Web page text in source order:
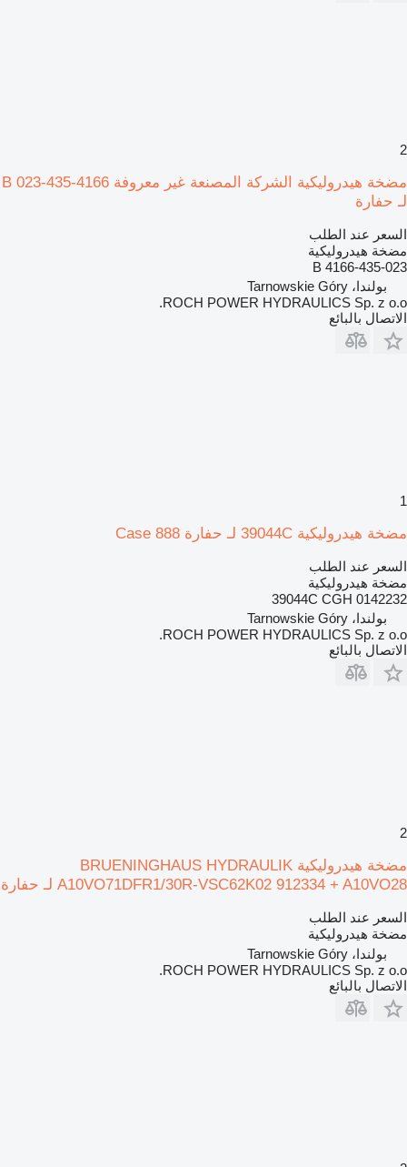
2
مضخة هيدروليكية الشركة المصنعة غير معروفة 4166-435-023 B
لـ حفارة
السعر عند الطلب
مضخة هيدروليكية
4166-435-023 B
بولندا، Tarnowskie Góry
ROCH POWER HYDRAULICS Sp. z o.o.
الاتصال بالبائع
1
مضخة هيدروليكية 39044C لـ حفارة Case 888
السعر عند الطلب
مضخة هيدروليكية
39044C CGH 0142232
بولندا، Tarnowskie Góry
ROCH POWER HYDRAULICS Sp. z o.o.
الاتصال بالبائع
2
مضخة هيدروليكية BRUENINGHAUS HYDRAULIK
A10VO71DFR1/30R-VSC62K02 912334 + A10VO28 لـ حفارة
السعر عند الطلب
مضخة هيدروليكية
بولندا، Tarnowskie Góry
ROCH POWER HYDRAULICS Sp. z o.o.
الاتصال بالبائع